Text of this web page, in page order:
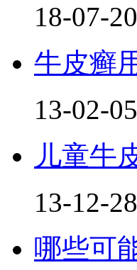
18-07-20
牛皮癣
13-02-05
儿童牛
13-12-28
哪些可